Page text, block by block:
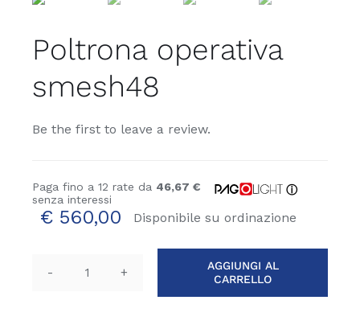
Poltrona operativa
smesh48
Be the first to leave a review.
€560,00
Paga fino a 12 rate da 46,67 €
senza interessi
ⓘ
Disponibile su ordinazione
AGGIUNGI AL
CARRELLO